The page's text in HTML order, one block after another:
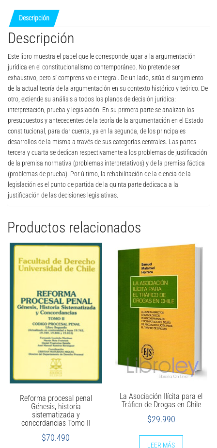
Descripción
Descripción
Este libro muestra el papel que le corresponde jugar a la argumentación
jurídica en el constitucionalismo contemporáneo. No pretende ser
exhaustivo, pero sí comprensivo e integral. De un lado, sitúa el surgimiento
de la actual teoría de la argumentación en su contexto histórico y teórico. De
otro, extiende su análisis a todos los planos de decisión jurídica:
interpretación, prueba y legislación. En su primera parte se analizan los
presupuestos y antecedentes de la teoría de la argumentación en el Estado
constitucional, para dar cuenta, ya en la segunda, de los principales
desarrollos de la misma a través de sus categorías centrales. Las partes
tercera y cuarta se dedican respectivamente a los problemas de justificación
de la premisa normativa (problemas interpretativos) y de la premisa fáctica
(problemas de prueba). Por último, la rehabilitación de la ciencia de la
legislación es el punto de partida de la quinta parte dedicada a la
justificación de las decisiones legislativas.
Productos relacionados
Reforma procesal penal
Génesis, historia
sistematizada y
concordancias Tomo II
$70.490
La Asociación Ilícita para el
Tráfico de Drogas en Chile
$29.990
LEER MÁS